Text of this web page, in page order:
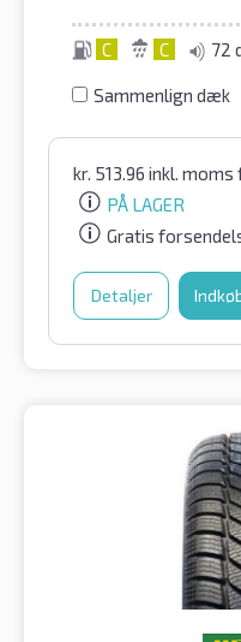
C C 72
Sammenlign dæk
kr. 513.96 inkl. moms
PÅ LAGER
Gratis
Detaljer